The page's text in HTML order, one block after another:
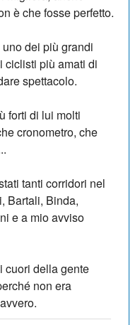
è che fosse perfetto.
dei più grandi
ciclisti più amati di
spettacolo.
forti di lui molti
cronometro, che
tanti corridori nel
Bartali, Binda,
e a mio avviso
cuori della gente
non era